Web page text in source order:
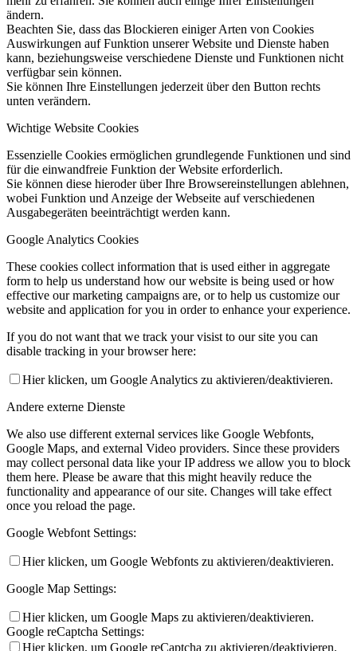
ändern.
Beachten Sie, dass das Blockieren einiger Arten von Cookies
Auswirkungen auf Funktion unserer Website und Dienste haben
kann, beziehungsweise verschiedene Dienste und Funktionen nicht
verfügbar sein können.
Sie können Ihre Einstellungen jederzeit über den Button rechts
unten verändern.
Wichtige Website Cookies
Essenzielle Cookies ermöglichen grundlegende Funktionen und sind
für die einwandfreie Funktion der Website erforderlich.
Sie können diese hieroder über Ihre Browsereinstellungen ablehnen,
wobei Funktion und Anzeige der Webseite auf verschiedenen
Ausgabegeräten beeinträchtigt werden kann.
Google Analytics Cookies
These cookies collect information that is used either in aggregate
form to help us understand how our website is being used or how
effective our marketing campaigns are, or to help us customize our
website and application for you in order to enhance your experience.
If you do not want that we track your visist to our site you can
disable tracking in your browser here:
Hier klicken, um Google Analytics zu aktivieren/deaktivieren.
Andere externe Dienste
We also use different external services like Google Webfonts,
Google Maps, and external Video providers. Since these providers
may collect personal data like your IP address we allow you to block
them here. Please be aware that this might heavily reduce the
functionality and appearance of our site. Changes will take effect
once you reload the page.
Google Webfont Settings:
Hier klicken, um Google Webfonts zu aktivieren/deaktivieren.
Google Map Settings:
Hier klicken, um Google Maps zu aktivieren/deaktivieren.
Google reCaptcha Settings:
Hier klicken, um Google reCaptcha zu aktivieren/deaktivieren.